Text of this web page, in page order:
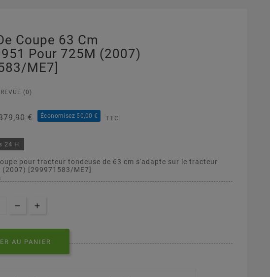
Coupe 63 Cm
Pour 725M (2007)
ME7]
(0)
€ Économisez 50,00 € TTC
24 H
pour tracteur tondeuse de 63 cm s'adapte sur le tracteur
(2007) [299971583/ME7]
AU PANIER